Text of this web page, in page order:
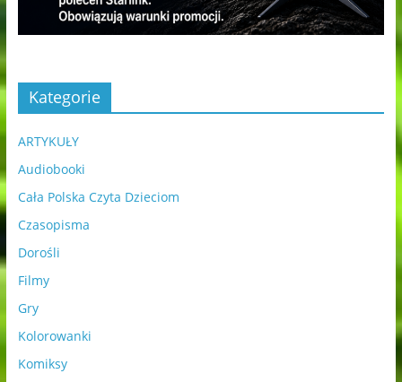
Kategorie
ARTYKUŁY
Audiobooki
Cała Polska Czyta Dzieciom
Czasopisma
Dorośli
Filmy
Gry
Kolorowanki
Komiksy